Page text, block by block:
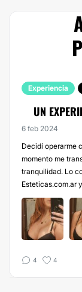
Experiencia
UN
6 feb 2024
Decidí operarme
momento me
tranquilidad. Lo
Esteticas.com.ar
4 4